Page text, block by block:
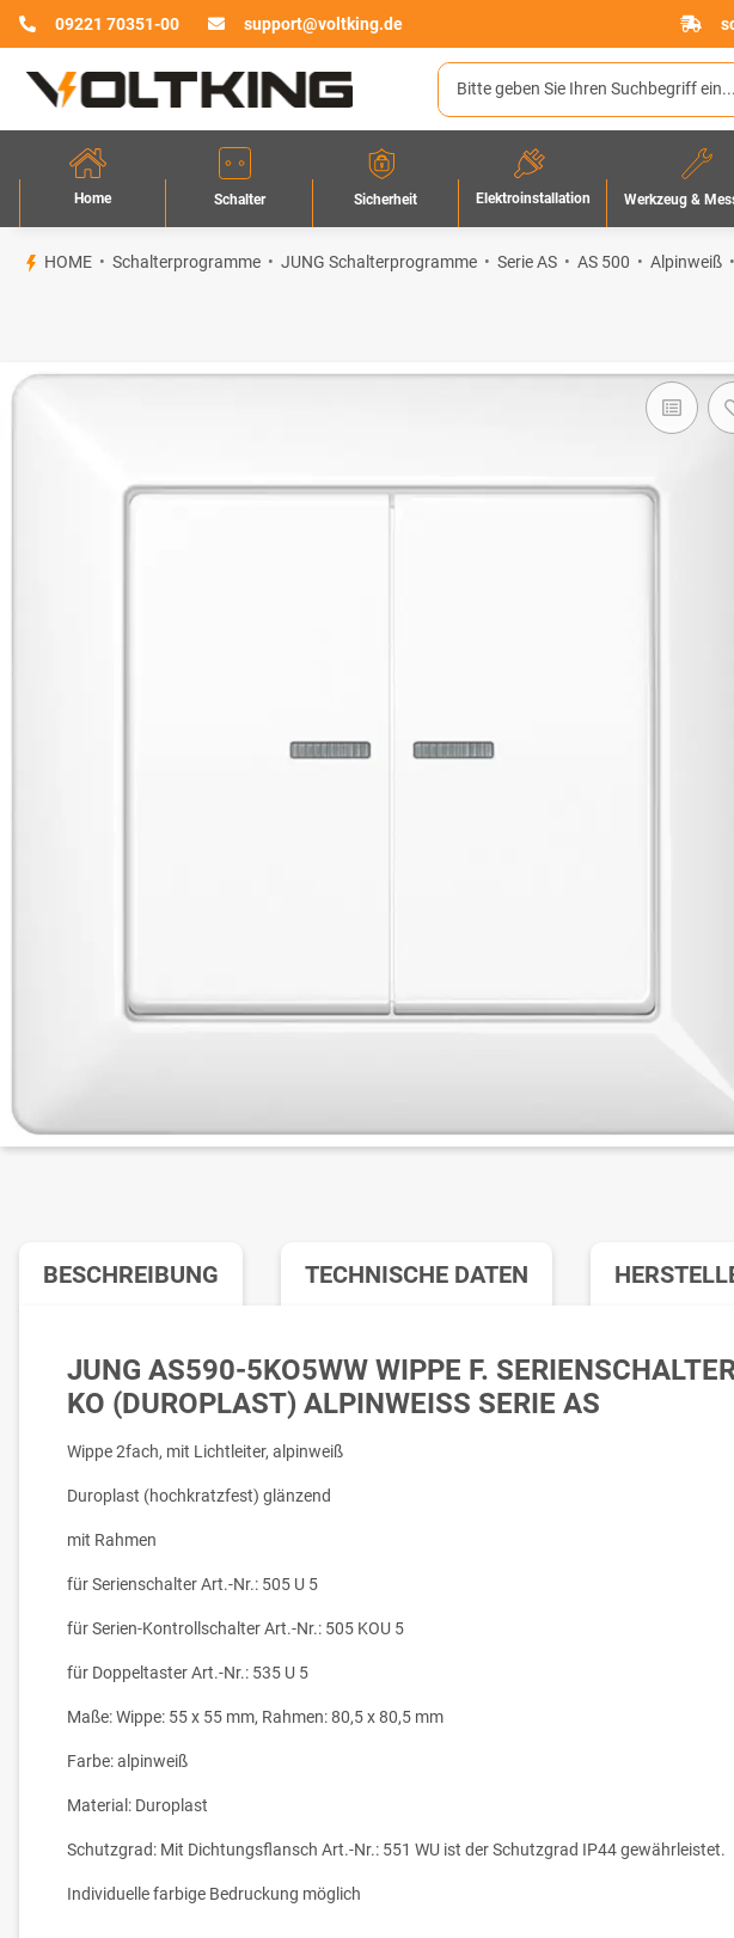
09221 70351-00 support@voltking.de
Home Schalter Sicherheit Elektroinstallation Werkzeug &
HOME Schalterprogramme JUNG Schalterprogramme Serie AS AS 500 Alpinweiß
BESCHREIBUNG TECHNISCHE DATEN
JUNG AS590-5KO5WW WIPPE F.
KO (DUROPLAST) ALPINWEISS SERIE AS
Wippe 2fach, mit Lichtleiter, alpinweiß
Duroplast (hochkratzfest) glänzend
mit Rahmen
für Serienschalter Art.-Nr.: 505 U 5
für Serien-Kontrollschalter Art.-Nr.: 505 KOU 5
für Doppeltaster Art.-Nr.: 535 U 5
Maße: Wippe: 55 x 55 mm, Rahmen: 80,5 x 80,5 mm
Farbe: alpinweiß
Material: Duroplast
Schutzgrad: Mit Dichtungsflansch Art.-Nr.: 551 WU ist der Schutzgrad IP44 gewährleistet.
Individuelle farbige Bedruckung möglich